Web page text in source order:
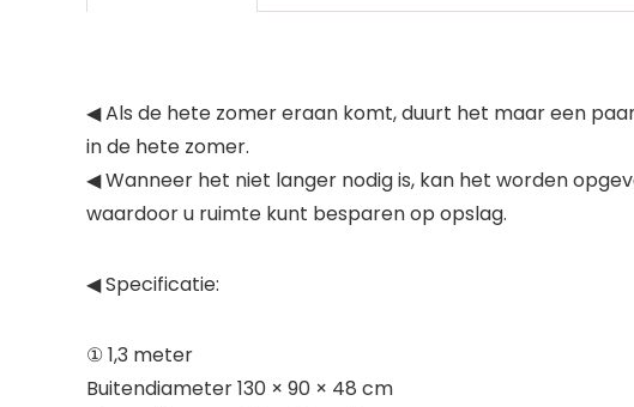
◀Als de hete zomer eraan komt, duurt het maar een
in de hete zomer.
◀Wanneer het niet langer nodig is, kan het worden
waardoor u ruimte kunt besparen op opslag.
◀Specificatie:
① 1,3 meter
Buitendiameter 130 × 90 × 48 cm